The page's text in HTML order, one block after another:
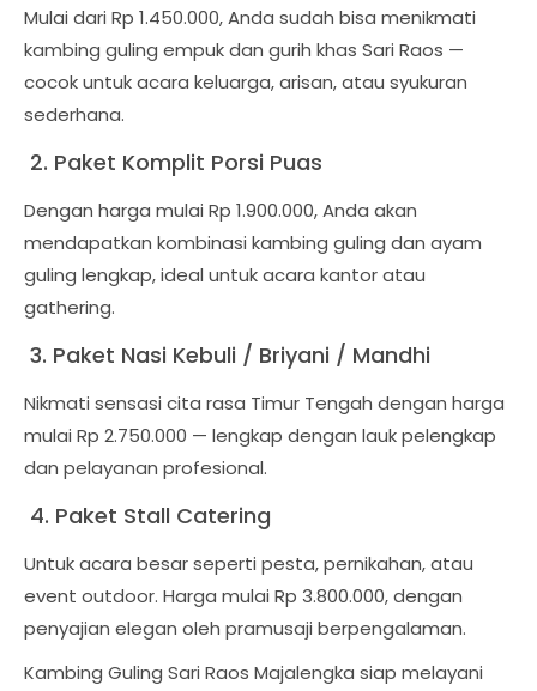
Mulai dari Rp 1.450.000, Anda sudah bisa menikmati
kambing guling empuk dan gurih khas Sari Raos —
cocok untuk acara keluarga, arisan, atau syukuran
sederhana.
2. Paket Komplit Porsi Puas
Dengan harga mulai Rp 1.900.000, Anda akan
mendapatkan kombinasi kambing guling dan ayam
guling lengkap, ideal untuk acara kantor atau
gathering.
3. Paket Nasi Kebuli / Briyani / Mandhi
Nikmati sensasi cita rasa Timur Tengah dengan harga
mulai Rp 2.750.000 — lengkap dengan lauk pelengkap
dan pelayanan profesional.
4. Paket Stall Catering
Untuk acara besar seperti pesta, pernikahan, atau
event outdoor. Harga mulai Rp 3.800.000, dengan
penyajian elegan oleh pramusaji berpengalaman.
Kambing Guling Sari Raos Majalengka siap melayani